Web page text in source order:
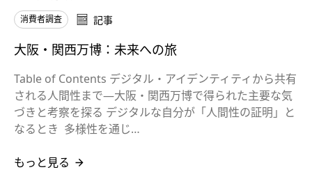
消費者調査
記事
大阪・関西万博：未来への旅
Table of Contents デジタル・アイデンティティから共有
される人間性まで―大阪・関西万博で得られた主要な気
づきと考察を探る デジタルな自分が「人間性の証明」と
なるとき 多様性を通じ…
もっと見る